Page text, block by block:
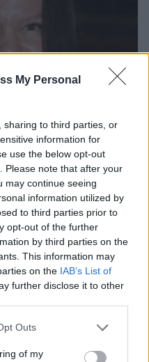
My Personal
sharing to third parties, or
information for
use the below opt-out
Please note that after your
may continue seeing
information utilized by
to third parties prior to
opt-out of the further
by third parties on the
This information may
on the IAB’s List of
further disclose it to other
uses one or more Google
You may click to
Outs
of my
κόσμο το πρώτο
του συντρόφου της